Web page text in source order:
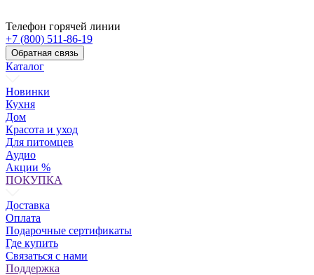
Телефон горячей линии
+7 (800) 511-86-19
Обратная связь
Каталог
Новинки
Кухня
Дом
Красота и уход
Для питомцев
Аудио
Акции %
ПОКУПКА
Доставка
Оплата
Подарочные сертификаты
Где купить
Связаться с нами
Поддержка